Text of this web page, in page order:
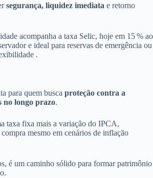
segurança, liquidez imediata e retorno
acompanha a taxa Selic, hoje em 15 % ao
e ideal para reservas de emergência ou
.
para quem busca proteção contra a
no longo prazo.
taxa fixa mais a variação do IPCA,
mesmo em cenários de inflação
é um caminho sólido para formar patrimônio